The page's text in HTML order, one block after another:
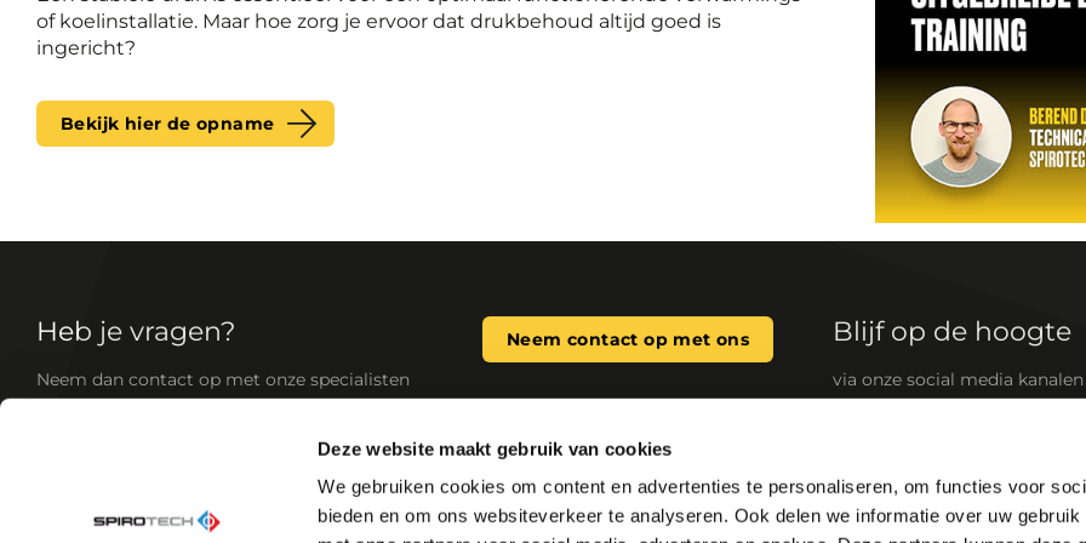
Deze website maakt gebruik van cookies
We gebruiken cookies om content en advertenties te personaliseren, om functies voor
bieden en om ons websiteverkeer te analyseren. Ook delen we informatie over uw
of koelinstallatie. Maar hoe zorg je ervoor dat drukbehoud altijd goed is
ingericht?
Bekijk hier de opname
Heb je vragen?
Neem dan contact op met onze specialisten
Neem contact op met ons Blijf op de hoogte
via onze social media kanalen
Als de toonaangevende expert op het gebied van systeemwaterkwaliteit
ontwikkelen wij betrouwbare, standaard en op maat gemaakte oplossingen
voor jouw verwarmings- en koelingssystemen (HVAC-systemen). Onze
Snelle links
SpiroSelect